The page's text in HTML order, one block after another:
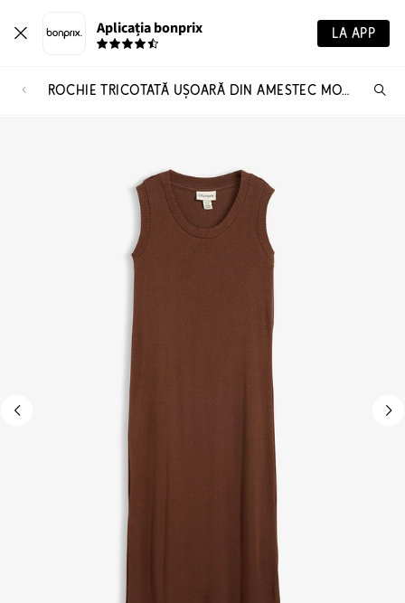
Aplicația bonprix LA APP
ROCHIE TRICOTATĂ UȘOARĂ DIN AMESTEC MOALE DE VISCOZĂ